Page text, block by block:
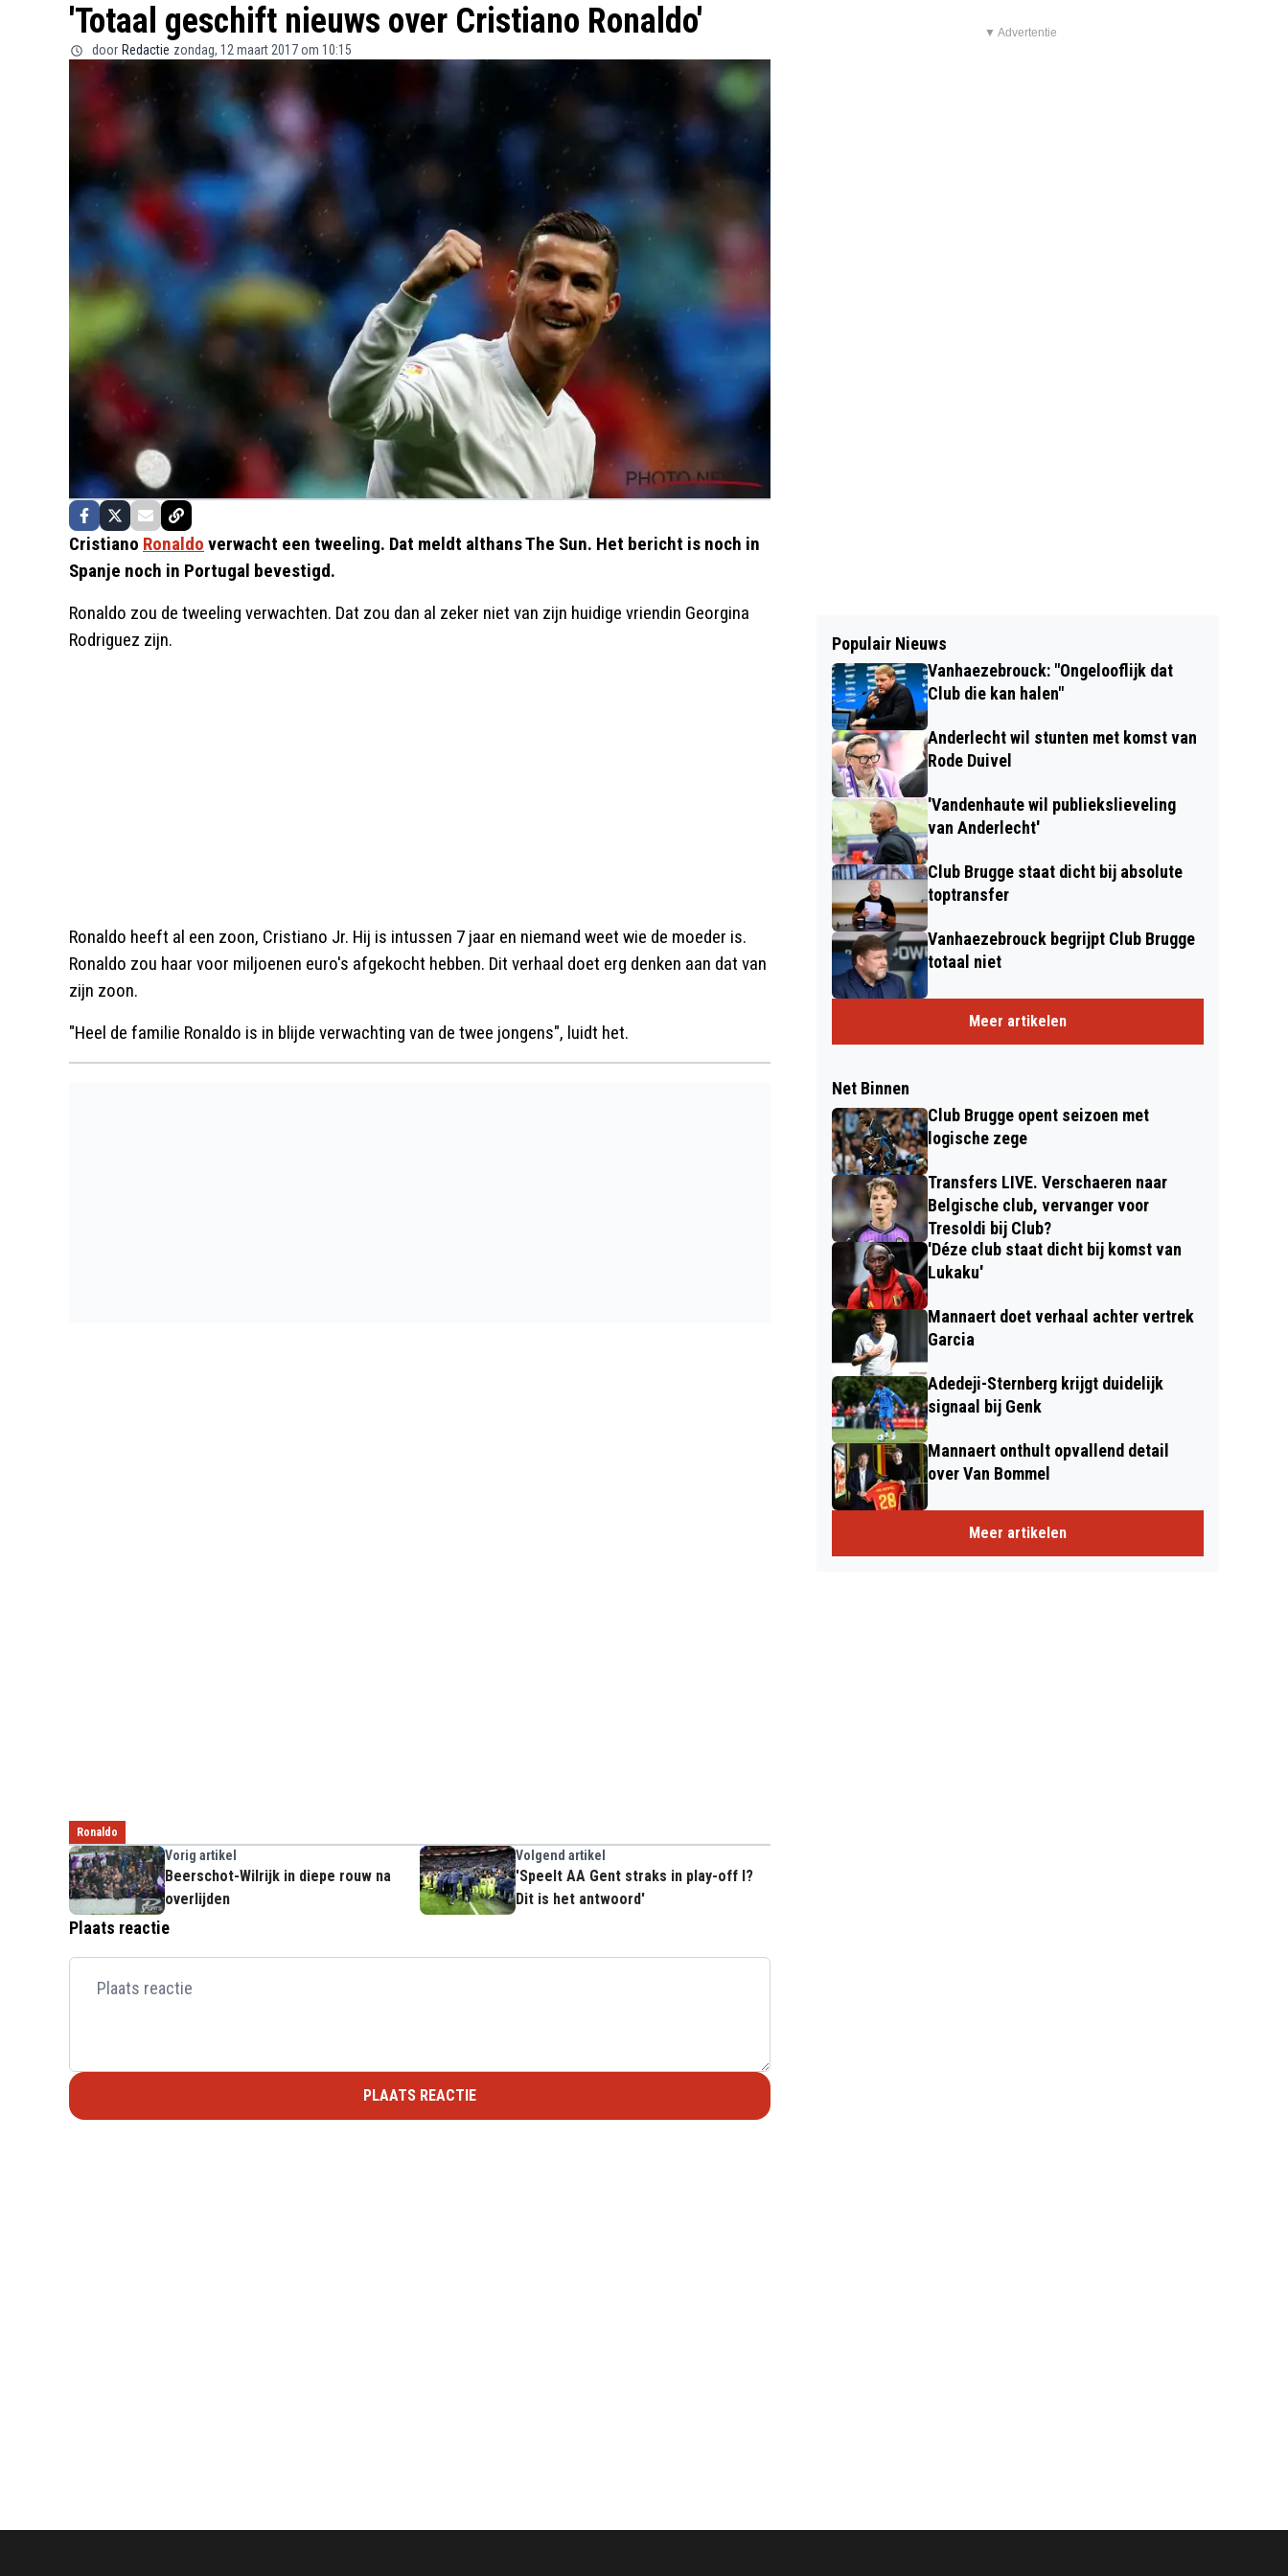
'Totaal geschift nieuws over Cristiano Ronaldo'
door Redactie zondag, 12 maart 2017 om 10:15
Cristiano Ronaldo verwacht een tweeling. Dat meldt althans The Sun. Het bericht is noch in
Spanje noch in Portugal bevestigd.
Ronaldo zou de tweeling verwachten. Dat zou dan al zeker niet van zijn huidige vriendin Georgina
Rodriguez zijn.
Ronaldo heeft al een zoon, Cristiano Jr. Hij is intussen 7 jaar en niemand weet wie de moeder is.
Ronaldo zou haar voor miljoenen euro's afgekocht hebben. Dit verhaal doet erg denken aan dat van
zijn zoon.
"Heel de familie Ronaldo is in blijde verwachting van de twee jongens", luidt het.
Ronaldo
Vorig artikel
Beerschot-Wilrijk in diepe rouw na
overlijden
Volgend artikel
'Speelt AA Gent straks in play-off I?
Dit is het antwoord'
Plaats reactie
PLAATS REACTIE
▼ Advertentie
Populair Nieuws
Vanhaezebrouck: "Ongelooflijk dat
Club die kan halen"
Anderlecht wil stunten met komst van
Rode Duivel
'Vandenhaute wil publiekslieveling
van Anderlecht'
Club Brugge staat dicht bij absolute
toptransfer
Vanhaezebrouck begrijpt Club Brugge
totaal niet
Meer artikelen
Net Binnen
Club Brugge opent seizoen met
logische zege
Transfers LIVE. Verschaeren naar
Belgische club, vervanger voor
Tresoldi bij Club?
'Déze club staat dicht bij komst van
Lukaku'
Mannaert doet verhaal achter vertrek
Garcia
Adedeji-Sternberg krijgt duidelijk
signaal bij Genk
Mannaert onthult opvallend detail
over Van Bommel
Meer artikelen